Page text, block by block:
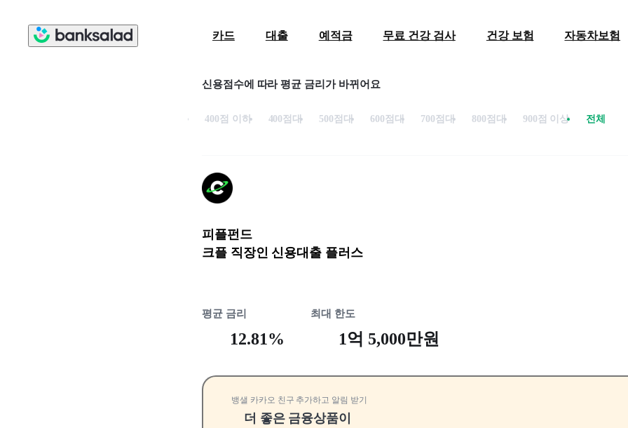
카드 대출 예적금 무료 건강 검사 건강 보험 자동차보험
신용점수에 따라 평균 금리가 바뀌어요
400점 이하 400점대 500점대 600점대 700점대 800점대 900점 이상 전체
피플펀드
크플 직장인 신용대출 플러스
평균 금리
12.81%
최대 한도
1억 5,000만원
뱅샐 카카오 친구 추가하고 알림 받기
더 좋은 금융상품이